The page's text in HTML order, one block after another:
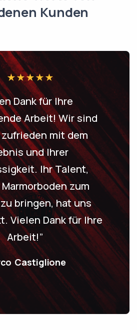
Kunden
Dank für Ihre
Arbeit! Wir sind
mit dem
und Ihrer
Ihr Talent,
zum
bringen, hat uns
Vielen Dank für Ihre
Arbeit!”
Castiglione